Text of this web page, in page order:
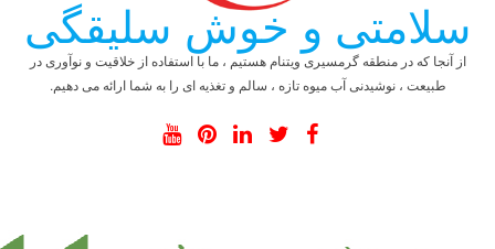
سلامتی و خوش سلیقگی
از آنجا که در منطقه گرمسیری ویتنام هستیم ، ما با استفاده از خلاقیت و نوآوری در
طبیعت ، نوشیدنی آب میوه تازه ، سالم و تغذیه ای را به شما ارائه می دهیم.